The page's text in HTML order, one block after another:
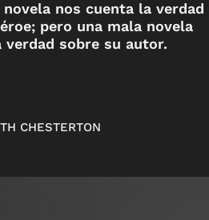
novela nos cuenta la verdad
pero una mala novela
verdad sobre su autor.
CHESTERTON